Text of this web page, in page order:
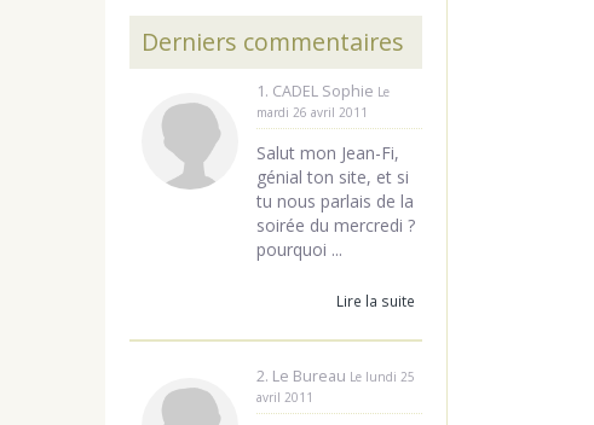
Derniers commentaires
1. CADEL Sophie Le
mardi 26 avril 2011
Salut mon Jean-Fi,
génial ton site, et si
tu nous parlais de la
soirée du mercredi ?
pourquoi ...
Lire la suite
2. Le Bureau Le lundi 25
avril 2011